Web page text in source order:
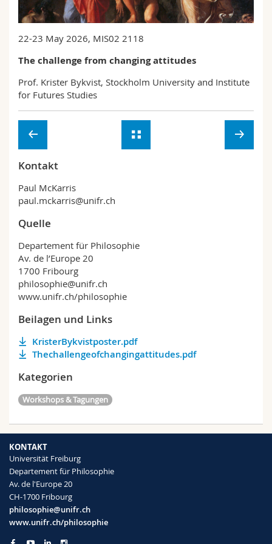
Math.-Nat. und Med. Fak.
Interfakultär
Mitarbeitende
Doktorierende
Webmail
Vorlesungsverzeichnis
22-23 May 2026, MIS02 2118
The challenge from changing attitudes
Prof. Krister Bykvist, Stockholm University and Institute
for Futures Studies
Kontakt
Paul McKarris
paul.mckarris@unifr.ch
Quelle
Departement für Philosophie
Av. de l’Europe 20
1700 Fribourg
philosophie@unifr.ch
www.unifr.ch/philosophie
Beilagen und Links
KristerBykvistposter.pdf
Thechallengeofchangingattitudes.pdf
Kategorien
Workshops & Tagungen
KONTAKT
Universität Freiburg
Departement für Philosophie
Av. de l'Europe 20
CH-1700 Fribourg
philosophie@unifr.ch
www.unifr.ch/philosophie